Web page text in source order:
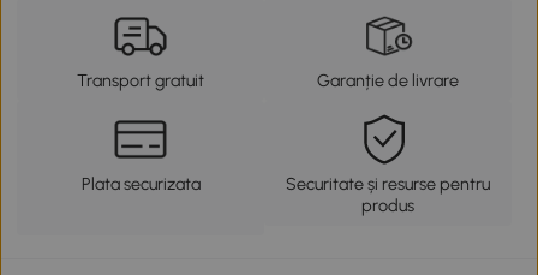
Transport gratuit Garanție de livrare
Plata securizata
Securitate și resurse pentru
produs